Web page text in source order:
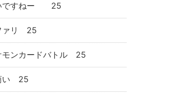
ですねー 25
ァリ 25
モンカードバトル 25
い 25